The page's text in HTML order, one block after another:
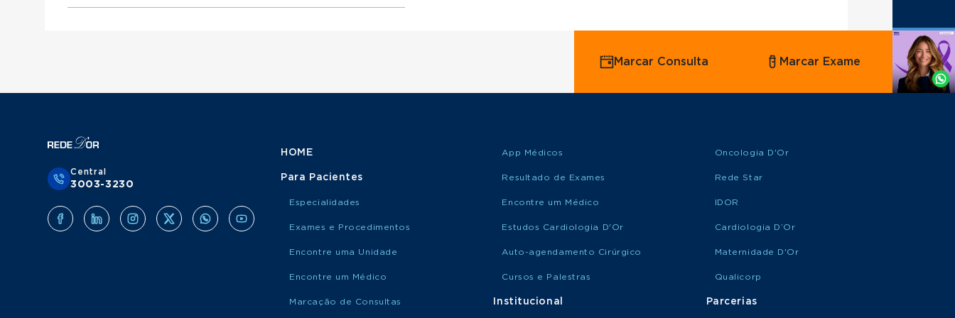
Urologista atende Porto Saúde
Agende
Whatsapp
Marcar Consulta Marcar Exame
Central
3003-3230
HOME
Para Pacientes
Especialidades
Exames e Procedimentos
Encontre uma Unidade
Encontre um Médico
Marcação de Consultas
App Médicos
Resultado de Exames
Encontre um Médico
Estudos Cardiologia D'Or
Auto-agendamento Cirúrgico
Cursos e Palestras
Institucional
Oncologia D'Or
Rede Star
IDOR
Cardiologia D’Or
Maternidade D'Or
Qualicorp
Parcerias